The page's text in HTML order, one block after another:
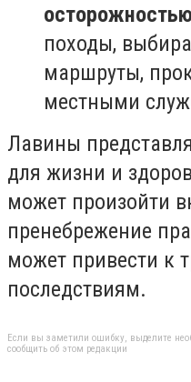
походы,
маршруты,
местными
Лавины
для жизни и
может произойти
пренебрежение
может привести к
последствиям.
Если вы заметили ошибку, выделите
сообщить об этом редакции